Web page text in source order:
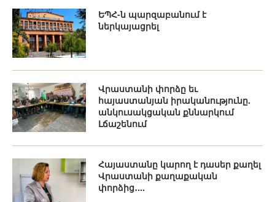
ԵՊՀ-ն պարզաբանում է
ներկայացրել
Վրաստանի փորձը եւ
հայաստանյան իրականությունը.
անկուսակցական քննարկում
Լճաշենում
Հայաստանը կարող է դասեր քաղել
Վրաստանի քաղաքական
փորձից․...